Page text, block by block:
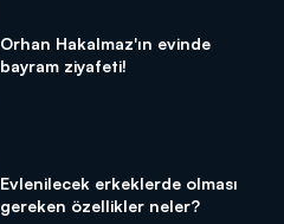
Orhan Hakalmaz'ın evinde
bayram ziyafeti!
Evlenilecek erkeklerde olması
gereken özellikler neler?